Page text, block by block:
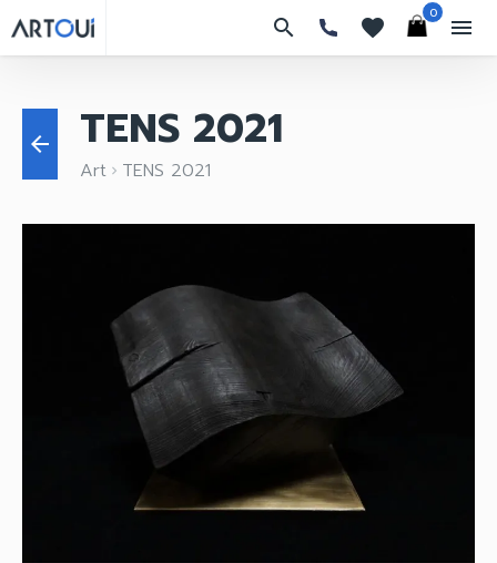
search favorites
0
menu
arrow_back TENS 2021
Art keyboard_arrow_right TENS 2021